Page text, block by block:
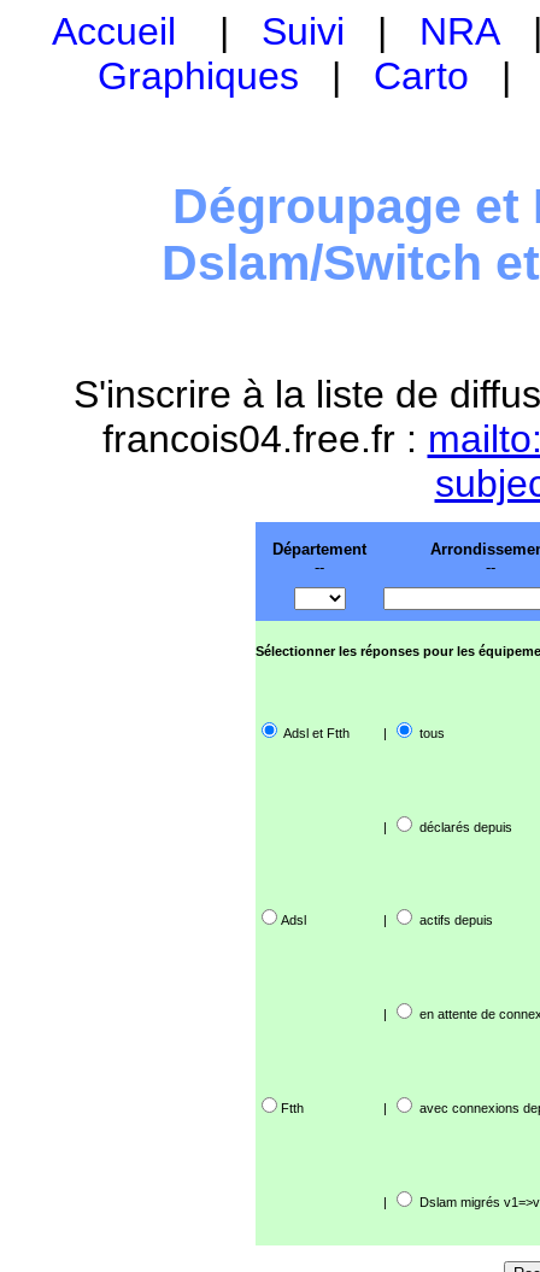
Accueil | Suivi | NRA
Graphiques | Carto
Dégroupage et
Dslam/Switch
S'inscrire à la liste de
francois04.free.fr :
Département
--
--
Sélectionner les réponses pour les
Adsl et Ftth | tous
| déclarés depuis
Adsl | actifs depuis
| en attente de
Ftth | avec connexions
| Dslam migrés